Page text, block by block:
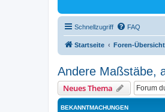
Schnellzugriff FAQ
Startseite Foren-Übersicht
Andere Maßstäbe,
Neues Thema
BEKANNTMACHUNGEN